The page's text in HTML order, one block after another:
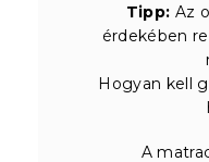
Tipp: Az
érdekében
Hogyan kell
A